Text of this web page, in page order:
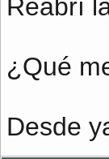
Reabrí
¿Qué
Desde